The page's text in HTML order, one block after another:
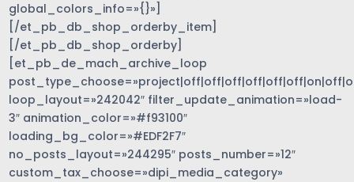
global_colors_info=»{}»]
[/et_pb_db_shop_orderby_item]
[/et_pb_db_shop_orderby]
[et_pb_de_mach_archive_loop
loop_layout=»242042″ filter_update_animation=»load-
3″ animation_color=»#f93100″
loading_bg_color=»#EDF2F7″
no_posts_layout=»244295″ posts_number=»12″
custom_tax_choose=»dipi_media_category»